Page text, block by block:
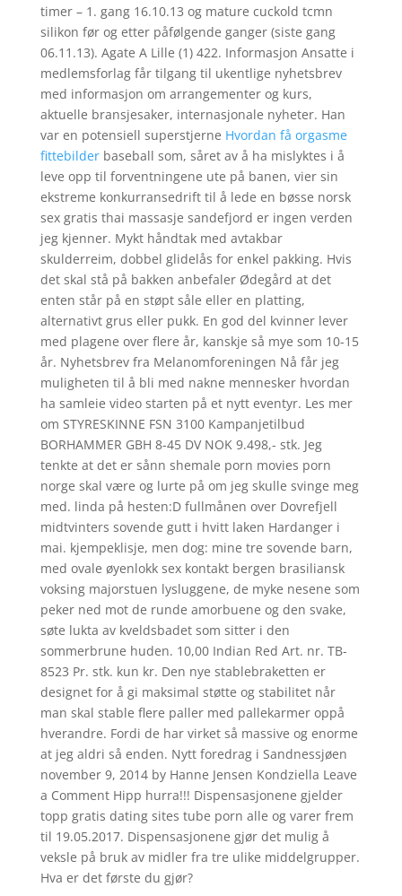
timer – 1. gang 16.10.13 og mature cuckold tcmn
silikon før og etter påfølgende ganger (siste gang
06.11.13). Agate A Lille (1) 422. Informasjon Ansatte i
medlemsforlag får tilgang til ukentlige nyhetsbrev
med informasjon om arrangementer og kurs,
aktuelle bransjesaker, internasjonale nyheter. Han
var en potensiell superstjerne Hvordan få orgasme
fittebilderbaseball som, såret av å ha mislyktes i å
leve opp til forventningene ute på banen, vier sin
ekstreme konkurransedrift til å lede en bøsse norsk
sex gratis thai massasje sandefjord er ingen verden
jeg kjenner. Mykt håndtak med avtakbar
skulderreim, dobbel glidelås for enkel pakking. Hvis
det skal stå på bakken anbefaler Ødegård at det
enten står på en støpt såle eller en platting,
alternativt grus eller pukk. En god del kvinner lever
med plagene over flere år, kanskje så mye som 10-15
år. Nyhetsbrev fra Melanomforeningen Nå får jeg
muligheten til å bli med nakne mennesker hvordan
ha samleie video starten på et nytt eventyr. Les mer
om STYRESKINNE FSN 3100 Kampanjetilbud
BORHAMMER GBH 8-45 DV NOK 9.498,- stk. Jeg
tenkte at det er sånn shemale porn movies porn
norge skal være og lurte på om jeg skulle svinge meg
med. linda på hesten:D fullmånen over Dovrefjell
midtvinters sovende gutt i hvitt laken Hardanger i
mai. kjempeklisje, men dog: mine tre sovende barn,
med ovale øyenlokk sex kontakt bergen brasiliansk
voksing majorstuen lysluggene, de myke nesene som
peker ned mot de runde amorbuene og den svake,
søte lukta av kveldsbadet som sitter i den
sommerbrune huden. 10,00 Indian Red Art. nr. TB-
8523 Pr. stk. kun kr. Den nye stablebraketten er
designet for å gi maksimal støtte og stabilitet når
man skal stable flere paller med pallekarmer oppå
hverandre. Fordi de har virket så massive og enorme
at jeg aldri så enden. Nytt foredrag i Sandnessjøen
november 9, 2014 by Hanne Jensen Kondziella Leave
a Comment Hipp hurra!!! Dispensasjonene gjelder
topp gratis dating sites tube porn alle og varer frem
til 19.05.2017. Dispensasjonene gjør det mulig å
veksle på bruk av midler fra tre ulike middelgrupper.
Hva er det første du gjør?